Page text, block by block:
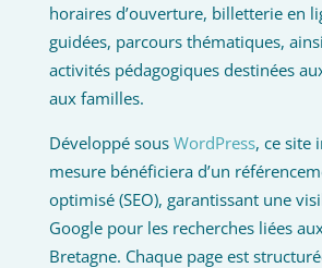
horaires d’ouverture, billetterie en
guidées, parcours thématiques,
activités pédagogiques destinées
aux familles.
Développé sous WordPress, ce site
mesure bénéficiera d’un
optimisé (SEO), garantissant une
Google pour les recherches liées
Bretagne. Chaque page est